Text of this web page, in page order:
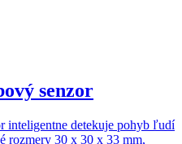
senzor
inteligentne detekuje pohyb ľudí
rozmery 30 x 30 x 33 mm,